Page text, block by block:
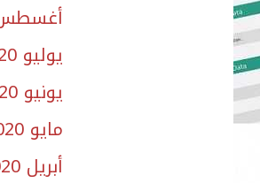
أغسطس
يوليو 2020
يونيو 2020
مايو 2020
أبريل 2020